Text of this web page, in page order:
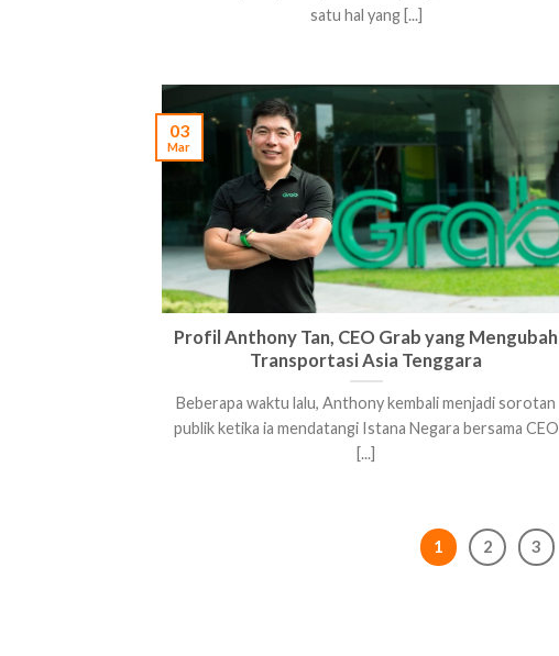
satu hal yang [...]
Profil Anthony Tan, CEO Grab yang Mengubah
Transportasi Asia Tenggara
Beberapa waktu lalu, Anthony kembali menjadi sorotan
publik ketika ia mendatangi Istana Negara bersama CEO
[...]
03
Mar
1 2 3